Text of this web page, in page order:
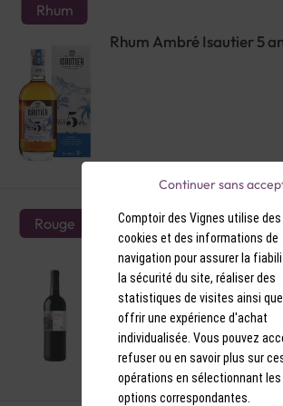
Rhum
Rhum Ambré Isautier 5
Rouge
IGP Pays d'Oc Rouge
Fagots Bio 2021
6,50 €
Comptoir des Vignes utilise des
cookies et des informations de
navigation pour assurer la
la sécurité du site, réaliser des
statistiques de visites ainsi
offrir une expérience d'achat
individualisée. Vous pouvez
refuser ou en savoir plus sur
opérations en sélectionnant les
options correspondantes.
Continuer sans